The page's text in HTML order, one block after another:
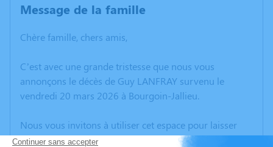
Message de la famille
Chère famille, chers amis,
C’est avec une grande tristesse que nous vous
annonçons le décès de Guy LANFRAY survenu le
vendredi 20 mars 2026 à Bourgoin-Jallieu.
Nous vous invitons à utiliser cet espace pour laisser
vos condoléances, partager des photos souvenirs, une